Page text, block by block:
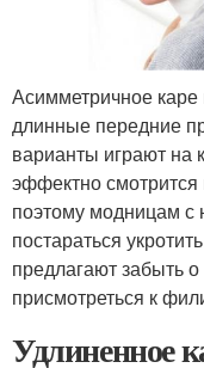
Асимметричное
длинные передние
варианты играют на
эффектно
поэтому модницам с
постараться
предлагают забыть
присмотреться к
Удлиненное